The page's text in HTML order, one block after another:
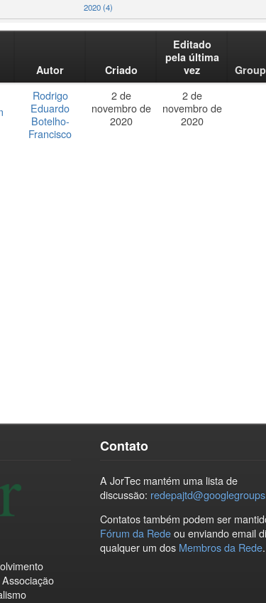
2020 (4)
Autor Criado
Editado
pela última
vez
Group
Rodrigo
Eduardo
Botelho-
Francisco
2 de
novembro de
2020
2 de
novembro de
2020
Contato
A JorTec mantém uma lista de
discussão:
Contatos também podem ser
Fórum da Redeou enviando email
qualquer um dos Membros da Rede.